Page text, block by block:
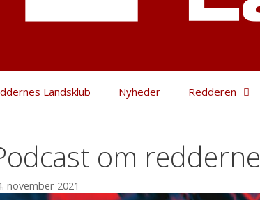
Landsklub Nyheder Redderen
om redderne
november 2021